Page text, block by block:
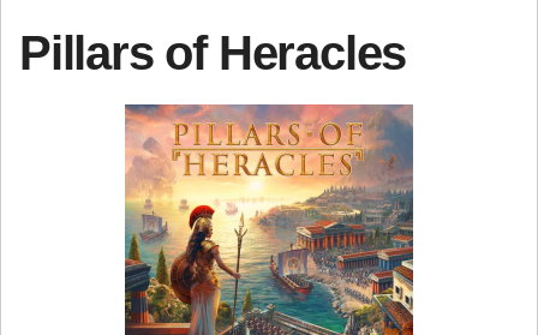
Pillars of Heracles